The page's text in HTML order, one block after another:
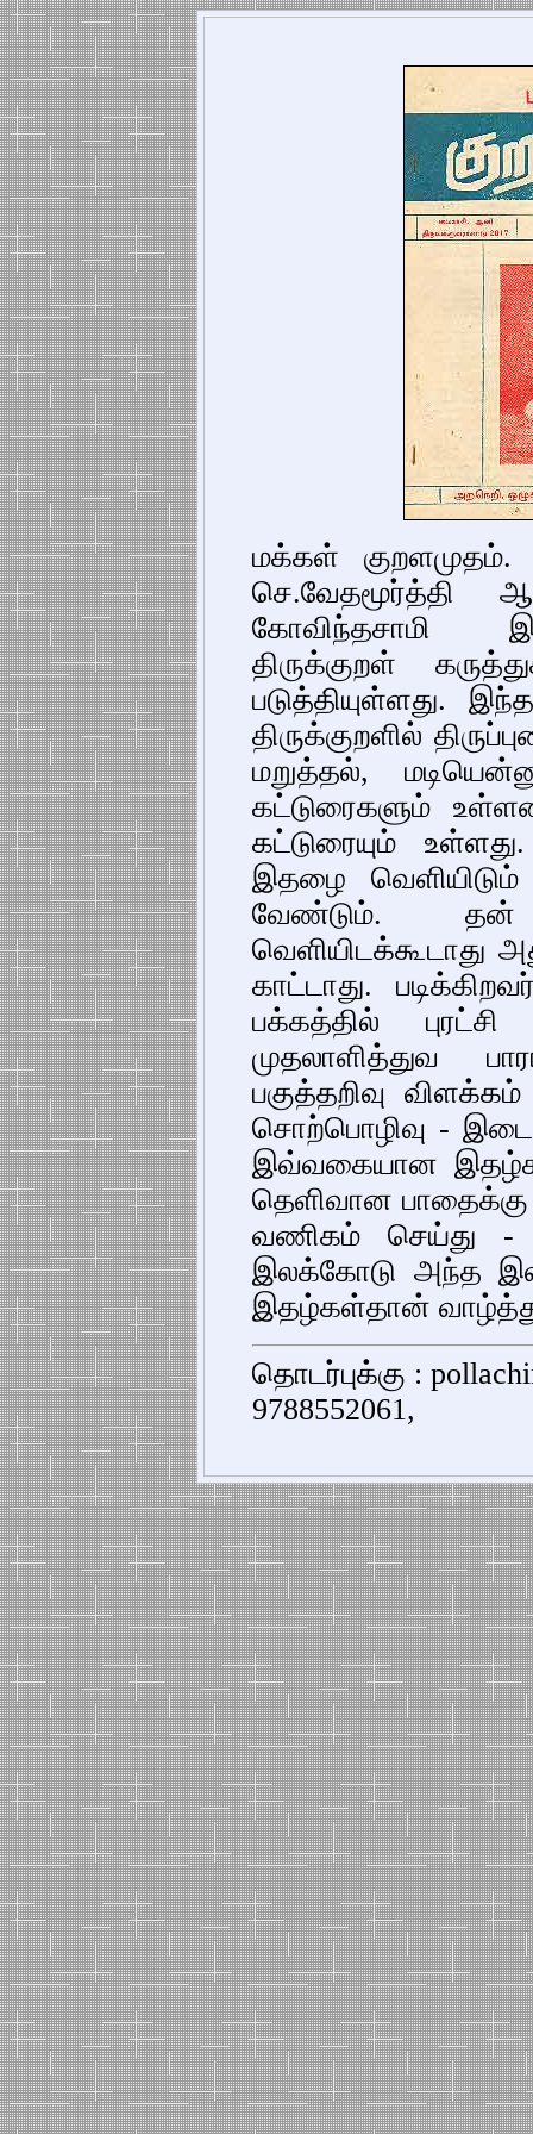
மக்கள் குறளமுதம்.
செ.வேதமூர்த்தி
கோவிந்தசாமி
திருக்குறள்
படுத்தியுள்ளது.
திருக்குறளில்
மறுத்தல்,
கட்டுரைகளும்
கட்டுரையும்
இதழை வெளியிடும்
வேண்டும். தன்
வெளியிடக்கூடாது
காட்டாது.
பக்கத்தில்
முதலாளித்துவ
பகுத்தறிவு
சொற்பொழிவு -
இவ்வகையான
தெளிவான
வணிகம் செய்து -
இலக்கோடு அந்த
இதழ்கள்தான்
தொடர்புக்கு :
9788552061,